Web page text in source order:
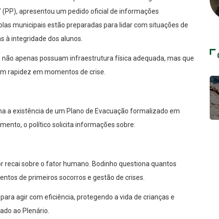
(PP), apresentou um pedido oficial de informações
municipais estão preparadas para lidar com situações de
à integridade dos alunos.
apenas possuam infraestrutura física adequada, mas que
rapidez em momentos de crise.
a existência de um Plano de Evacuação formalizado em
o político solicita informações sobre:
recai sobre o fator humano. Bodinho questiona quantos
de primeiros socorros e gestão de crises.
agir com eficiência, protegendo a vida de crianças e
ao Plenário.